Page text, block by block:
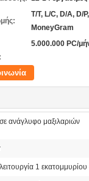
T/T, L/C, D/A, D/
MoneyGram
5.000.000 PC/
ανάγλυφο μαξιλαριών
1